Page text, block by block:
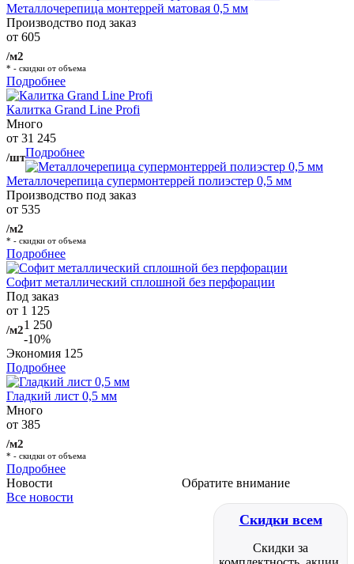
Металлочерепица монтеррей матовая 0,5 мм
Производство под заказ
от 605
/м2
* - скидки от объема
Подробнее
Калитка Grand Line Profi
Много
от 31 245
/штПодробнее
Металлочерепица супермонтеррей полиэстер 0,5 мм
Производство под заказ
от 535
/м2
* - скидки от объема
Подробнее
Софит металлический сплошной без перфорации
Под заказ
от 1 125
/м21 250
-10%
Экономия 125
Подробнее
Гладкий лист 0,5 мм
Много
от 385
/м2
* - скидки от объема
Подробнее
Обратите внимание
Скидки всем
Скидки за
Новости
Все новости